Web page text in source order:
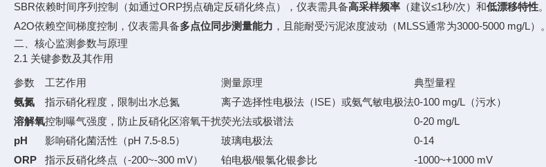
SBR依赖时间序列控制（如通过ORP拐点确定反硝化终点），仪表需具备高采样频率 （建议≤1秒/次）和低漂移特性。
A2O依赖空间梯度控制，仪表需具备多点位同步测量能力 ，且能耐受污泥浓度波动（MLSS通常为3000-5000 mg/L）。
二、核心监测参数与原理
2.1 关键参数及其作用
参数 工艺作用 测量原理
典型量程
氨氮
指示硝化程度，限制出水总氮 离子选择性电极法（ISE）或氨气敏电极法0-100 mg/L（污水）
溶解氧控制曝气强度，防止反硝化区溶氧干扰荧光法或极谱法
0-20 mg/L
pH
影响硝化菌活性（pH 7.5-8.5） 玻璃电极法
0-14
ORP
指示反硝化终点（-200~-300 mV） 铂电极/银氯化银参比
-1000~+1000 mV